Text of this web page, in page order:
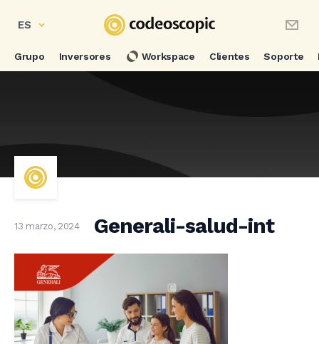
ES
Grupo Inversores Workspace Clientes Soporte
13 marzo, 2024 Generali-salud-int